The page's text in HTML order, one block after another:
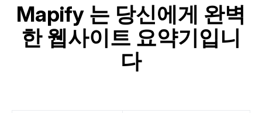
Mapify 는 당신에게 완벽
한 웹사이트 요약기입니
다